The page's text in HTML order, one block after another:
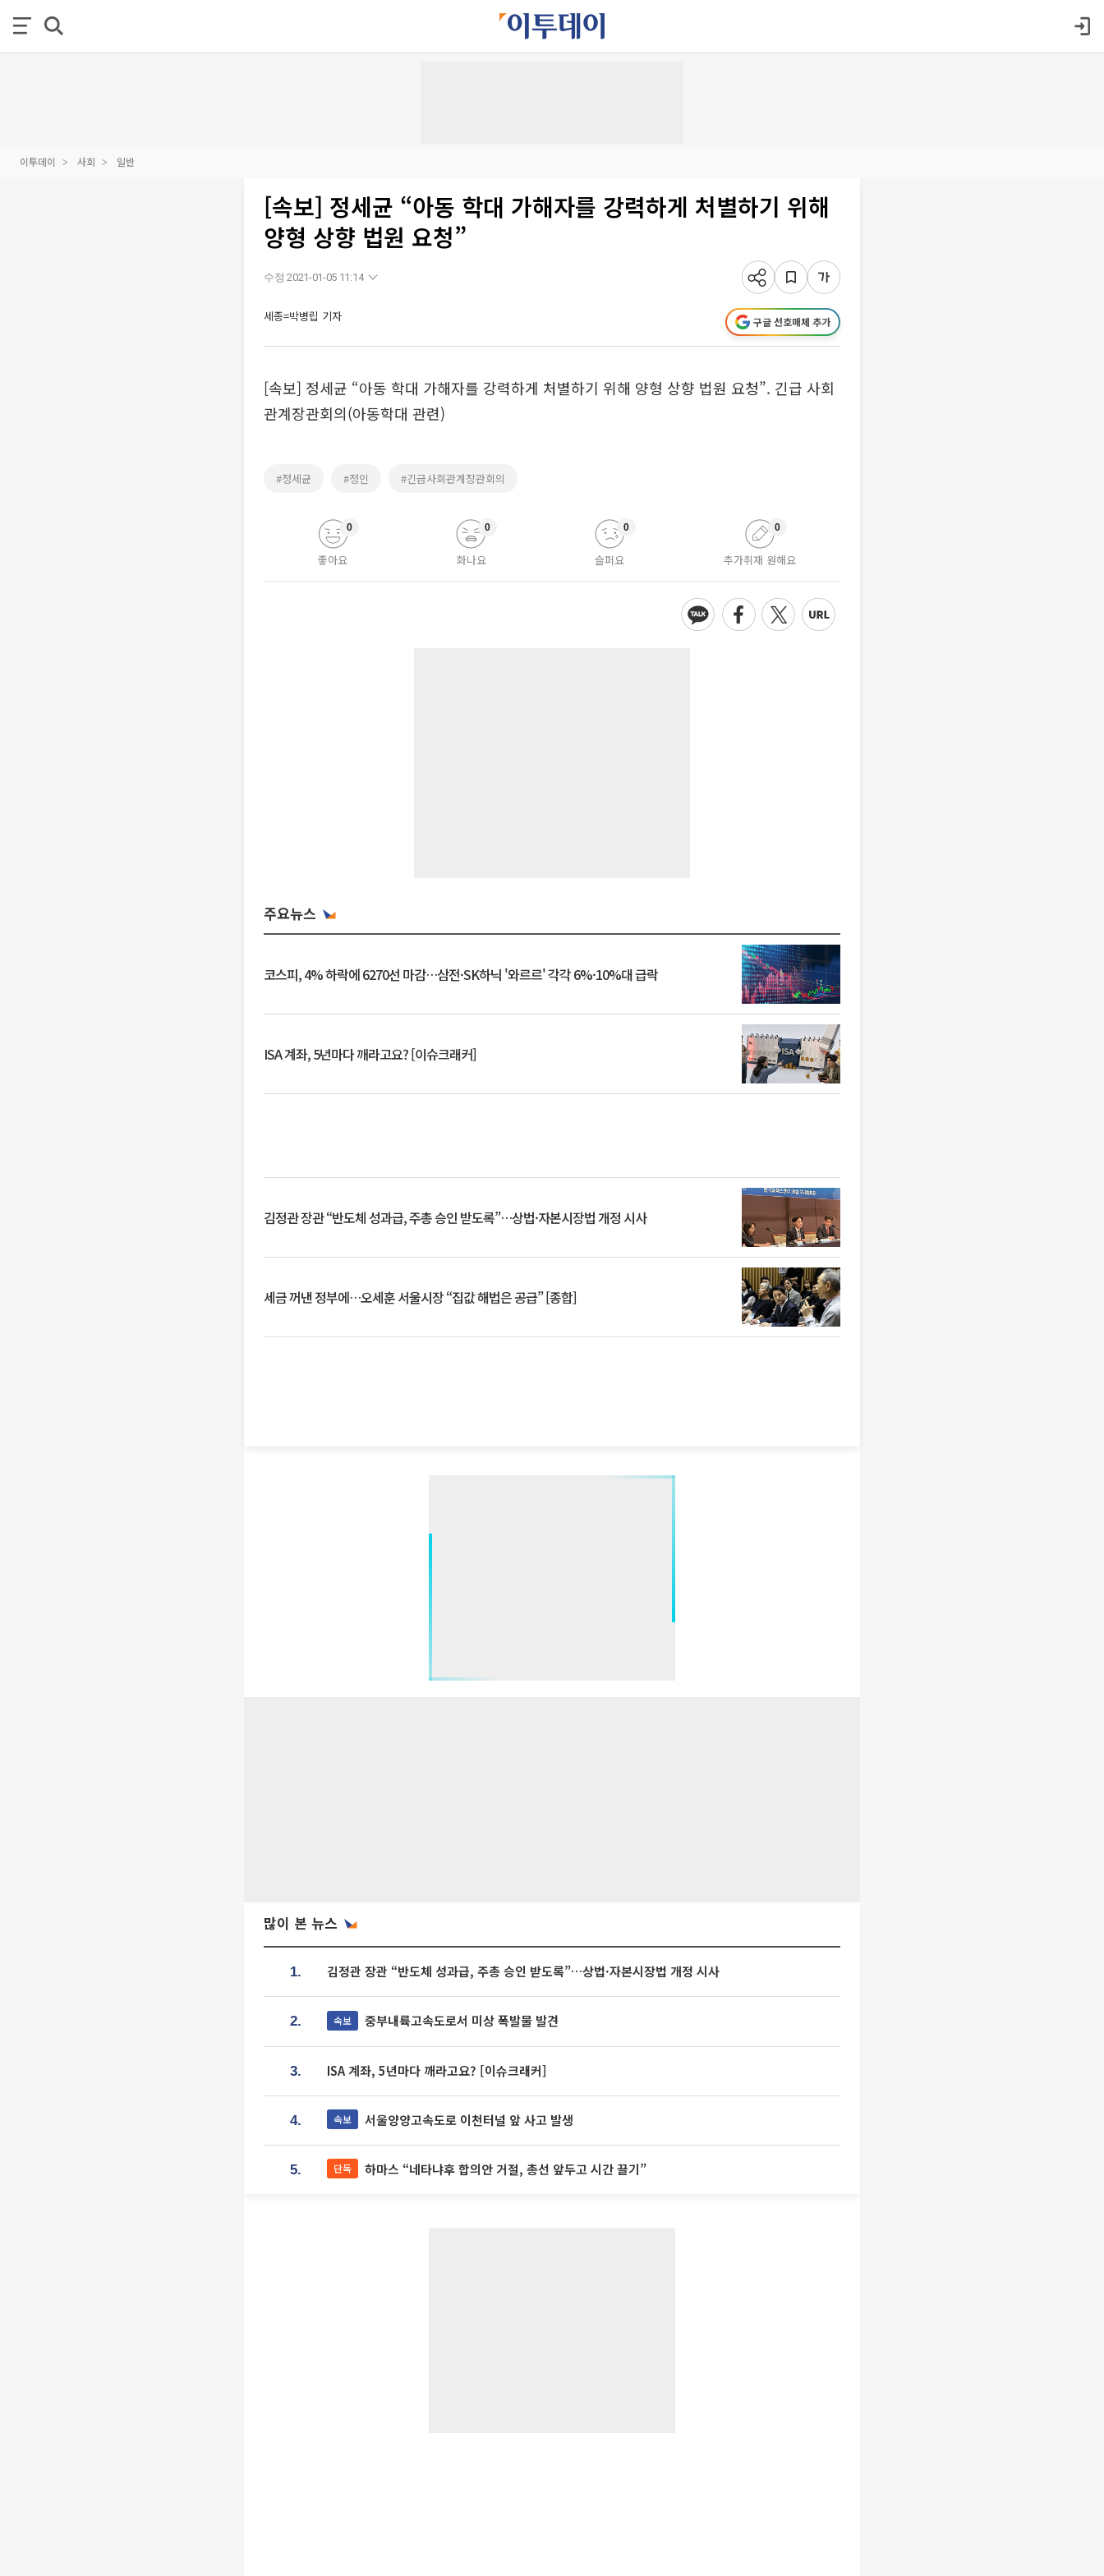
이투데이 사회 일반
[속보] 정세균 “아동 학대 가해자를 강력하게 처별하기 위해
양형 상향 법원 요청”
수정 2021-01-05 11:14
세종=박병립 기자 구글 선호매체 추가
[속보] 정세균 “아동 학대 가해자를 강력하게 처별하기 위해 양형 상향 법원 요청”. 긴급 사회
관계장관회의(아동학대 관련)
#정세균 #정인 #긴급사회관계장관회의
좋아요
0
화나요
0
슬퍼요
0
추가취재 원해요
0
주요뉴스
코스피, 4% 하락에 6270선 마감…삼전·SK하닉 '와르르' 각각 6%·10%대 급락
ISA 계좌, 5년마다 깨라고요? [이슈크래커]
김정관 장관 “반도체 성과급, 주총 승인 받도록”…상법·자본시장법 개정 시사
세금 꺼낸 정부에…오세훈 서울시장 “집값 해법은 공급” [종합]
많이 본 뉴스
1. 김정관 장관 “반도체 성과급, 주총 승인 받도록”…상법·자본시장법 개정 시사
2. 속보 중부내륙고속도로서 미상 폭발물 발견
3. ISA 계좌, 5년마다 깨라고요? [이슈크래커]
4. 속보 서울양양고속도로 이천터널 앞 사고 발생
5. 단독 하마스 “네타냐후 합의안 거절, 총선 앞두고 시간 끌기”